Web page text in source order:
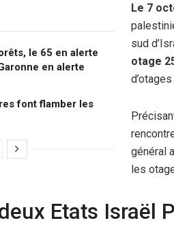
le 65 en alerte
en alerte
font flamber les
Le 7
sud
otage
général
les
Etats Israël